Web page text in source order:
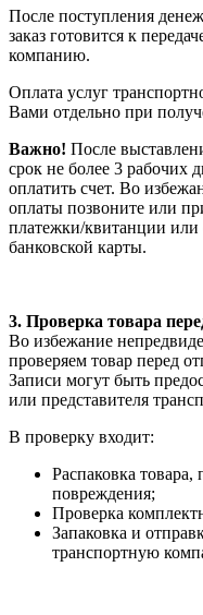
После поступления
заказ готовится к
компанию.
Оплата услуг
Вами отдельно при
Важно! После
срок не более 3 рабочих
оплатить счет. Во
оплаты позвоните или
платежки/квитанции или
банковской карты.
3. Проверка товара
Во избежание
проверяем товар перед
Записи могут быть
или представителя
В проверку входит:
Распаковка товара,
повреждения;
Проверка
Запаковка и
транспортную